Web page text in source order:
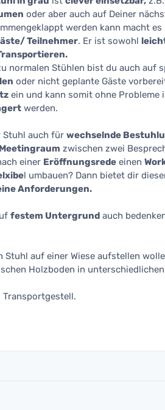
oder aber auch auf Deiner
werden kann macht
Teilnehmer. Er ist sowohl
normalen Stühlen bist du auch auf
oder nicht geplante Gäste
ein und kann somit ohne Probleme
werden.
Stuhl auch für wechselnde
Meetingraum zwischen zwei
einer Eröffnungsrede einen
l umbauen? Dann bietet dir
Anforderungen.
festem Untergrund auch
Stuhl auf einer Wiese aufstellen
Holzboden in unterschiedlichen
Transportgestell.